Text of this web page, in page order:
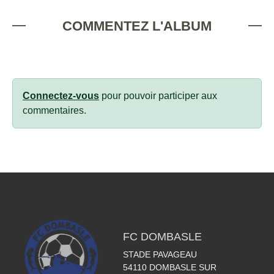
COMMENTEZ L'ALBUM
Connectez-vous pour pouvoir participer aux
commentaires.
FC DOMBASLE
STADE PAVAGEAU
54110 DOMBASLE SUR